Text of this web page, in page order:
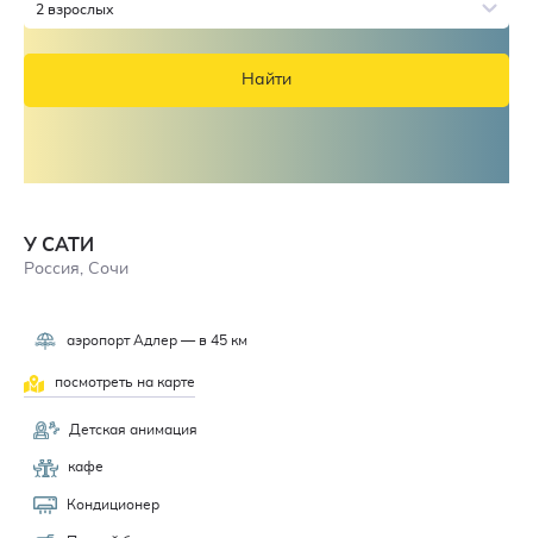
2 взрослых
Найти
У САТИ
Россия, Сочи
аэропорт Адлер — в 45 км
посмотреть на карте
Детская анимация
кафе
Кондиционер